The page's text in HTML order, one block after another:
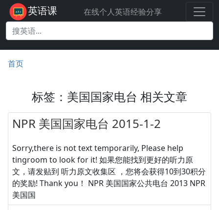
英语课 在线个人英语经验分享
首页
标签：美国国家电台 相关文章
NPR 美国国家电台 2015-1-2
Sorry,there is not text temporarily, Please help
tingroom to look for it! 如果您能找到更好的听力原
文，请发贴到 听力原文收集区 ，您将会获得10到30积分
的奖励! Thank you！ NPR 美国国家公共电台 2013 NPR
美国国